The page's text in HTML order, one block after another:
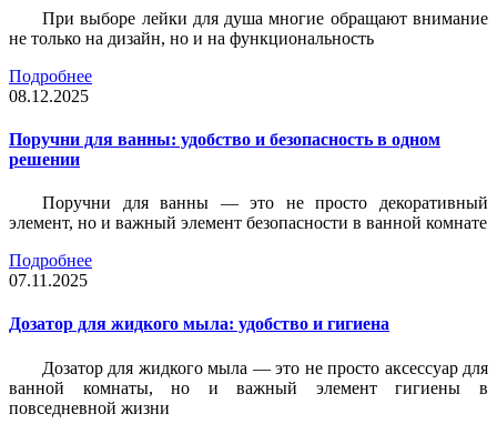
При выборе лейки для душа многие обращают внимание
не только на дизайн, но и на функциональность
Подробнее
08.12.2025
Поручни для ванны: удобство и безопасность в одном
решении
Поручни для ванны — это не просто декоративный
элемент, но и важный элемент безопасности в ванной комнате
Подробнее
07.11.2025
Дозатор для жидкого мыла: удобство и гигиена
Дозатор для жидкого мыла — это не просто аксессуар для
ванной комнаты, но и важный элемент гигиены в
повседневной жизни